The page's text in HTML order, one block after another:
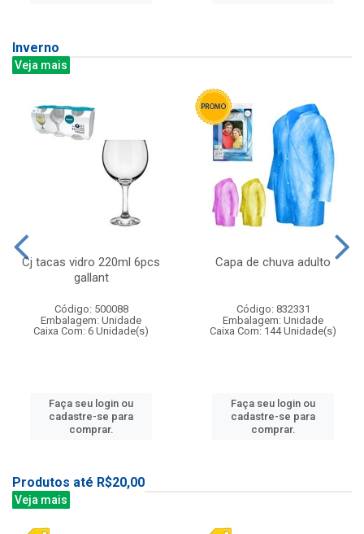
Inverno
Veja mais
Cj tacas vidro 220ml 6pcs
gallant
Código: 500088
Embalagem: Unidade
Caixa Com: 6 Unidade(s)
Faça seu login ou
cadastre-se para
comprar.
Capa de chuva adulto
Código: 832331
Embalagem: Unidade
Caixa Com: 144 Unidade(s)
Faça seu login ou
cadastre-se para
comprar.
Produtos até R$20,00
Veja mais